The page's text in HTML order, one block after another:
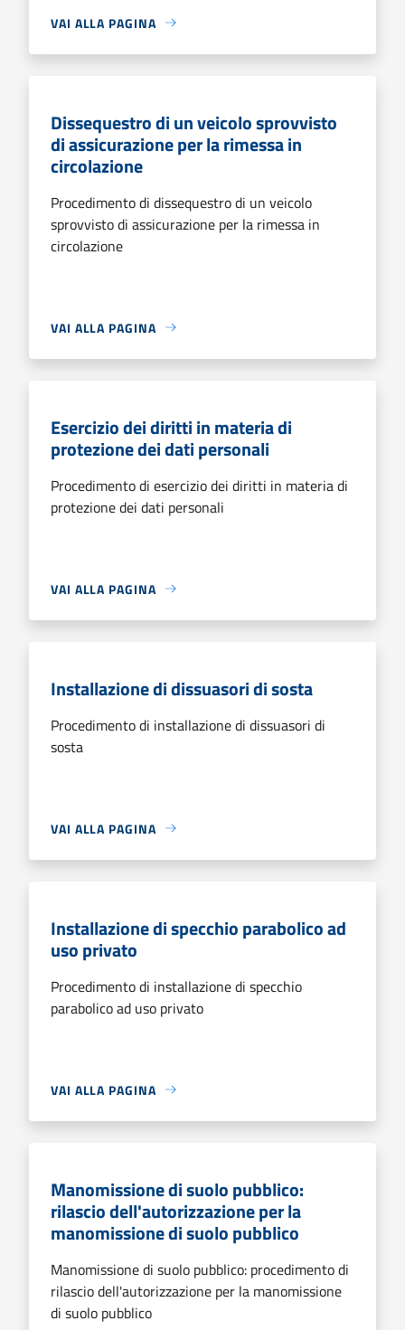
VAI ALLA PAGINA
Dissequestro di un veicolo sprovvisto
di assicurazione per la rimessa in
circolazione
Procedimento di dissequestro di un veicolo
sprovvisto di assicurazione per la rimessa in
circolazione
VAI ALLA PAGINA
Esercizio dei diritti in materia di
protezione dei dati personali
Procedimento di esercizio dei diritti in materia di
protezione dei dati personali
VAI ALLA PAGINA
Installazione di dissuasori di sosta
Procedimento di installazione di dissuasori di
sosta
VAI ALLA PAGINA
Installazione di specchio parabolico ad
uso privato
Procedimento di installazione di specchio
parabolico ad uso privato
VAI ALLA PAGINA
Manomissione di suolo pubblico:
rilascio dell'autorizzazione per la
manomissione di suolo pubblico
Manomissione di suolo pubblico: procedimento di
rilascio dell'autorizzazione per la manomissione
di suolo pubblico